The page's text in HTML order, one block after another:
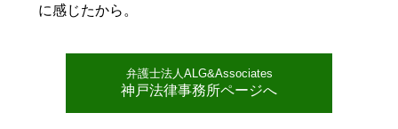
に感じたから。
弁護士法人ALG&Associates
神戸法律事務所ページへ